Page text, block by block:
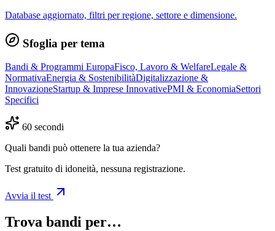
Database aggiornato, filtri per regione, settore e dimensione.
Sfoglia per tema
Bandi & Programmi EuropaFisco, Lavoro & WelfareLegale &
NormativaEnergia & SostenibilitàDigitalizzazione &
InnovazioneStartup & Imprese InnovativePMI & EconomiaSettori
Specifici
60 secondi
Quali bandi può ottenere la tua azienda?
Test gratuito di idoneità, nessuna registrazione.
Avvia il test
Trova bandi per…